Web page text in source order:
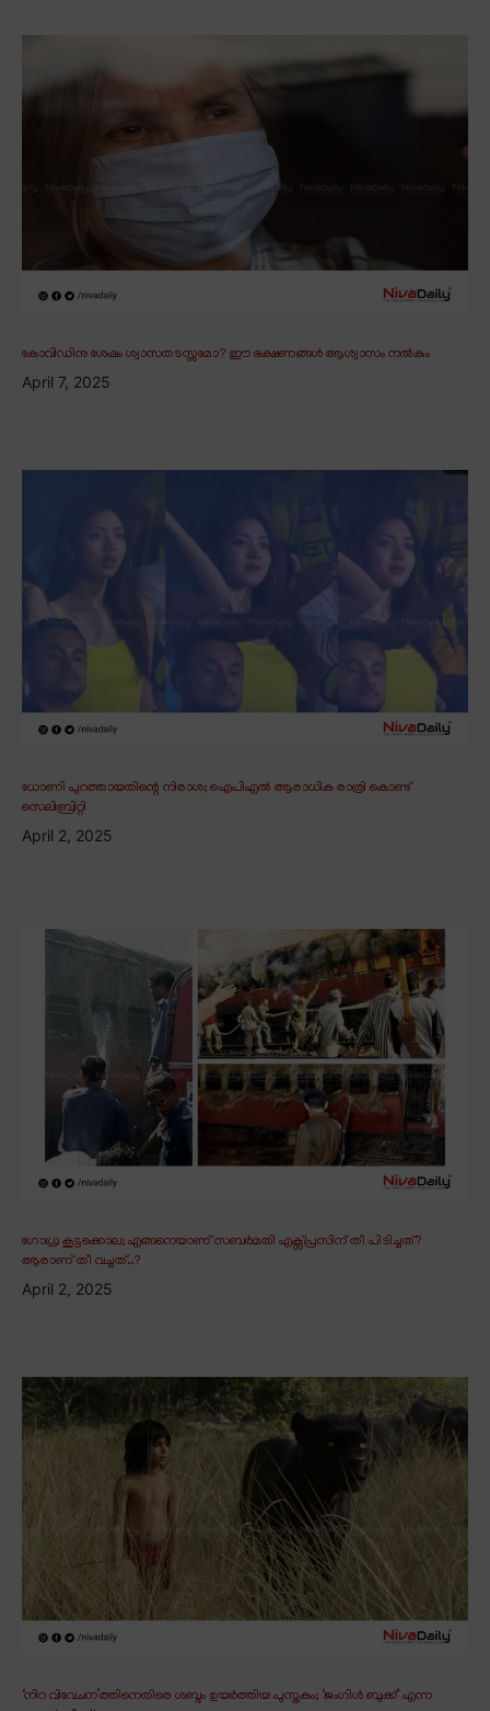
കോവിഡിനു ശേഷം ശ്വാസതടസ്സമോ? ഈ ഭക്ഷണങ്ങൾ ആശ്വാസം നൽകും
April 7, 2025
ധോണി പുറത്തായതിന്റെ നിരാശ; ഐപിഎൽ ആരാധിക രാത്രി കൊണ്ട്
സെലിബ്രിറ്റി
April 2, 2025
ഗോധ്ര കൂട്ടക്കൊല; എങ്ങനെയാണ് സബർമതി എക്സ്പ്രസിന് തീ പിടിച്ചത്?
ആരാണ് തീ വച്ചത്..?
April 2, 2025
‘നിറ വിവേചന’ത്തിനെതിരെ ശബ്ദം ഉയർത്തിയ പുസ്തകം; ‘ജംഗിൾ ബുക്ക്’ എന്ന